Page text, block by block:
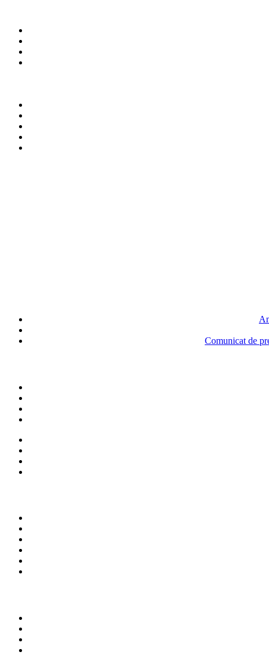
Comunicat de